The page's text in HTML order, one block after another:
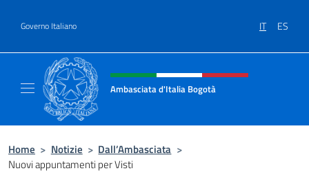
Governo Italiano IT ES
Intestazione sito, social e menù
Ambasciata d'Italia Bogotà
Home > Notizie > Dall’Ambasciata >
Nuovi appuntamenti per Visti